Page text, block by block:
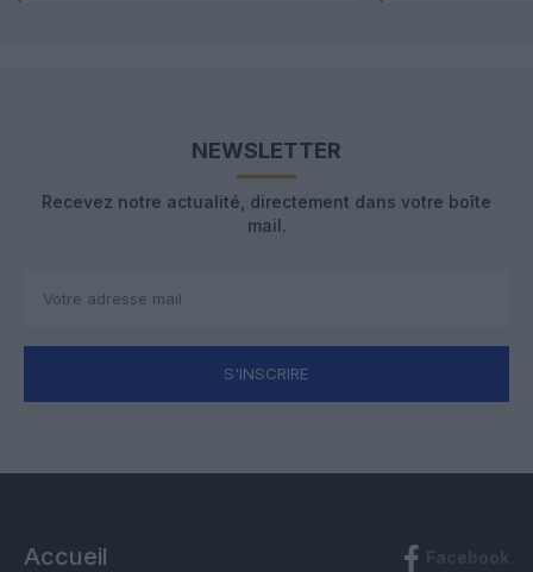
NEWSLETTER
Recevez notre actualité, directement dans votre boîte
mail.
S'INSCRIRE
Accueil